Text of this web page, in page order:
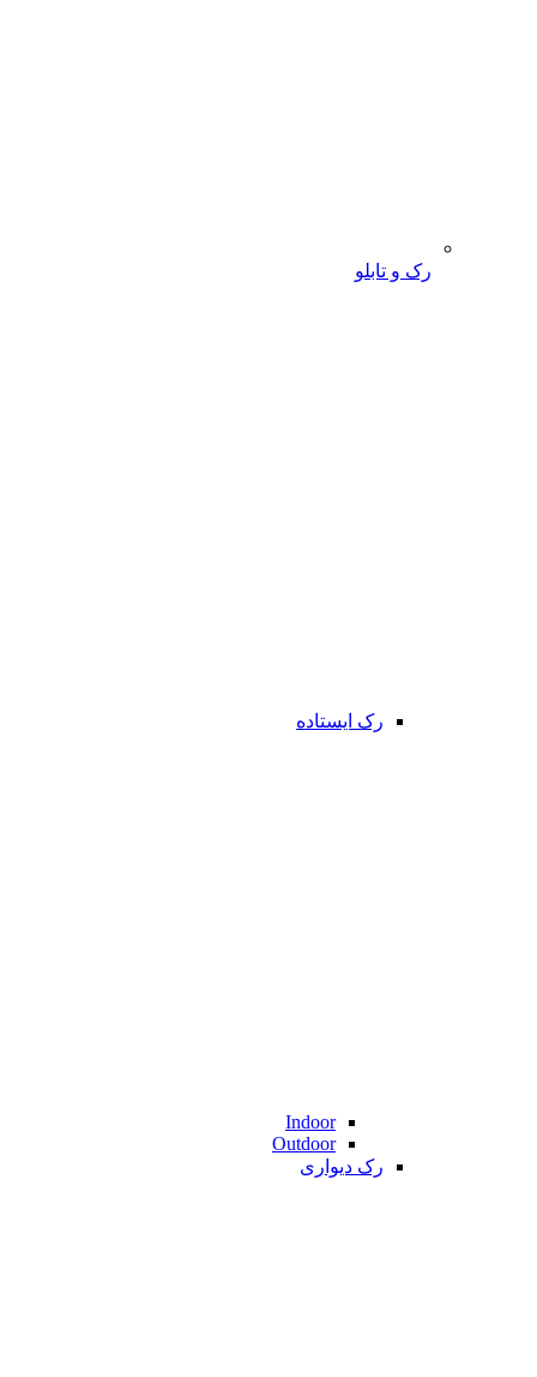
رک و تابلو
رک ایستاده
Indoor
Outdoor
رک دیواری